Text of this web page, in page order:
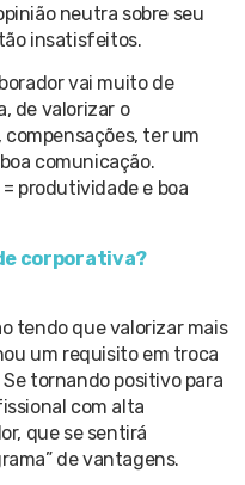
neutra sobre seu
insatisfeitos.
vai muito de
de valorizar o
ter um
comunicação.
produtividade e boa
corporativa?
tendo que valorizar mais
um requisito em troca
tornando positivo para
com alta
que se sentirá
de vantagens.